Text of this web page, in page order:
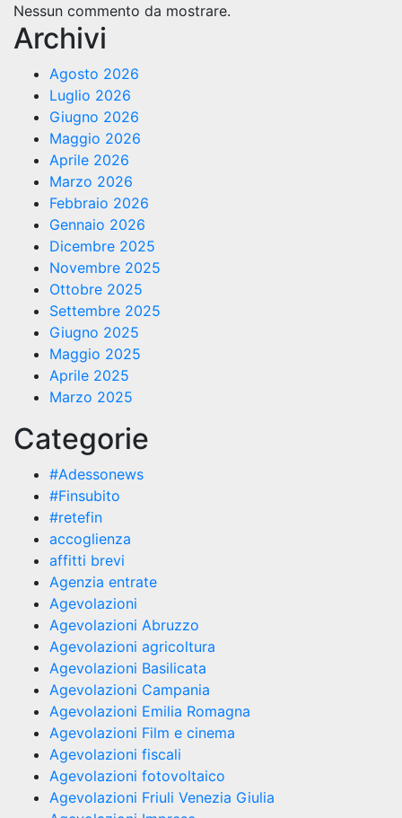
Nessun commento da mostrare.
Archivi
Agosto 2026
Luglio 2026
Giugno 2026
Maggio 2026
Aprile 2026
Marzo 2026
Febbraio 2026
Gennaio 2026
Dicembre 2025
Novembre 2025
Ottobre 2025
Settembre 2025
Giugno 2025
Maggio 2025
Aprile 2025
Marzo 2025
Categorie
#Adessonews
#Finsubito
#retefin
accoglienza
affitti brevi
Agenzia entrate
Agevolazioni
Agevolazioni Abruzzo
Agevolazioni agricoltura
Agevolazioni Basilicata
Agevolazioni Campania
Agevolazioni Emilia Romagna
Agevolazioni Film e cinema
Agevolazioni fiscali
Agevolazioni fotovoltaico
Agevolazioni Friuli Venezia Giulia